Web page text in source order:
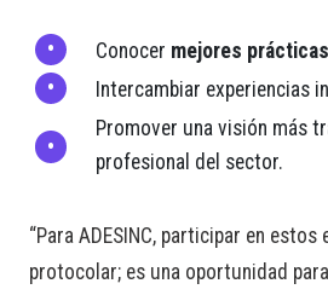
Conocer mejores prácticas
Intercambiar experiencias
Promover una visión más
profesional del sector.
“Para ADESINC, participar en
protocolar; es una oportunidad